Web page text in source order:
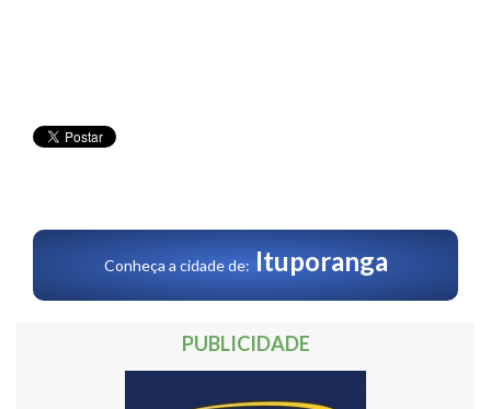
Conheça a cidade de: Ituporanga
PUBLICIDADE